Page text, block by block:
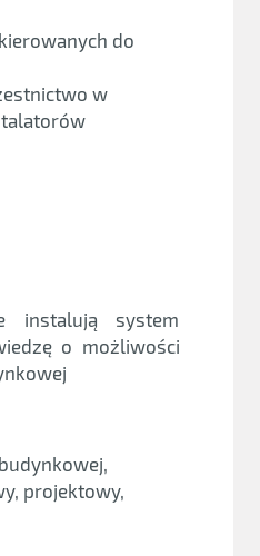
do
w
instalują system
o możliwości
projektowy,